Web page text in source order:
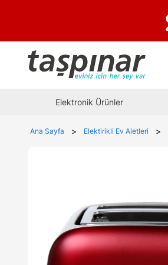
Elektronik Ürünler
Ana Sayfa > Elektirikli Ev Aletleri >